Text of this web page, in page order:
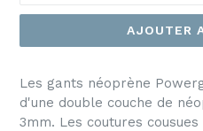
AJOUTER
Les gants néoprène
d'une double couche de
3mm. Les coutures